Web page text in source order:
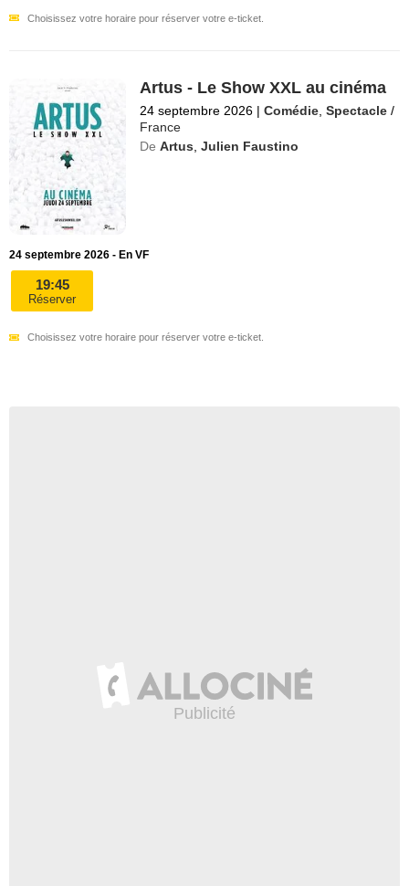
Choisissez votre horaire pour réserver votre e-ticket.
Artus - Le Show XXL au cinéma
24 septembre 2026 | Comédie ,Spectacle /
France
De Artus ,Julien Faustino
24 septembre 2026 - En VF
19:45
Réserver
Choisissez votre horaire pour réserver votre e-ticket.